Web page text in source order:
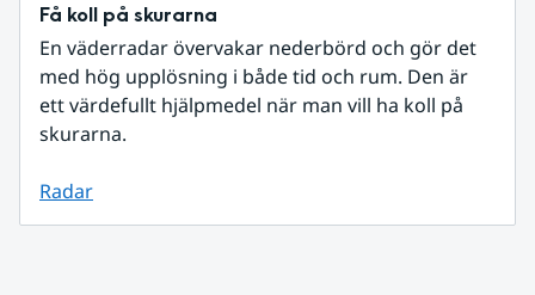
Få koll på skurarna
En väderradar övervakar nederbörd och gör det
med hög upplösning i både tid och rum. Den är
ett värdefullt hjälpmedel när man vill ha koll på
skurarna.
Radar